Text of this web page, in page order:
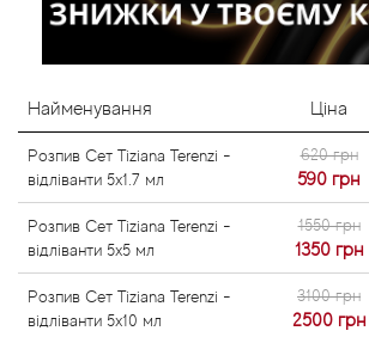
Найменування Ціна
Розпив Сет Tiziana Terenzi -
відліванти 5x1.7 мл
620 грн
590 грн
Розпив Сет Tiziana Terenzi -
відліванти 5x5 мл
1550 грн
1350 грн
Розпив Сет Tiziana Terenzi -
відліванти 5x10 мл
3100 грн
2500 грн